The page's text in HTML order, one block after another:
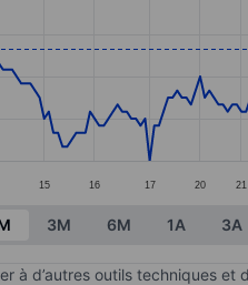
categories.
values. Data ranges from
15 16 17 20 21
3M 6M 1A 3A
à d’autres outils techniques et